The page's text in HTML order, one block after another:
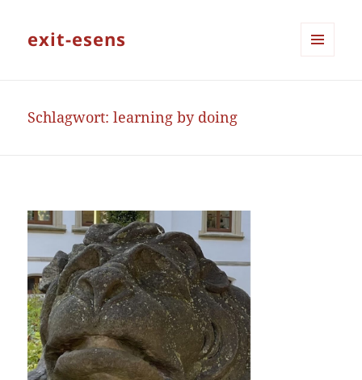
exit-esens
Schlagwort:learning by doing